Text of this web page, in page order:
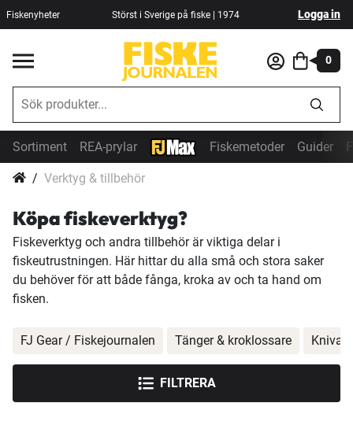
Fiskenyheter Störst i Sverige på fiske | 1974 Logga in
0
Sortiment REA-prylar Fiskemetoder Guider
Verktyg & tillbehör
Köpa fiskeverktyg?
Fiskeverktyg och andra tillbehör är viktiga delar i
fiskeutrustningen. Här hittar du alla små och stora saker
du behöver för att både fånga, kroka av och ta hand om
fisken.
FJ Gear / Fiskejournalen Tänger & kroklossare Knivar
FILTRERA